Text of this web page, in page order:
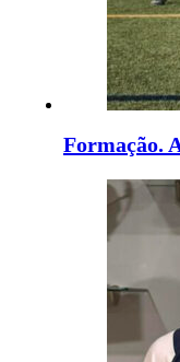
Formação.